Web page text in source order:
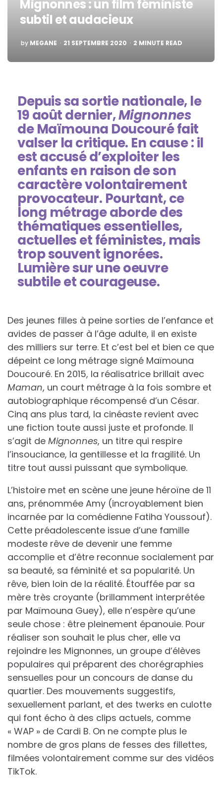
Mignonnes : un film féministe
subtil et audacieux
POSTED
BY
by MEGANE 21 SEPTEMBRE 2020 2 MINUTE READ
Depuis sa sortie nationale, le
19 août dernier,Mignonnes
de Maïmouna Doucouré fait
valser la critique. En cause : il
est accusé d’exploiter les
enfants en raison de son
caractère volontairement
provocateur. Pourtant, ce
long métrage aborde des
thématiques essentielles,
actuelles et féministes, mais
trop souvent ignorées.
Lumière sur une oeuvre
subtile et courageuse.
Des jeunes filles à peine sorties de l’enfance et
avides de passer à l’âge adulte, il en existe
des milliers sur terre. Et c’est bel et bien ce que
dépeint ce long métrage signé Maïmouna
Doucouré. En 2015, la réalisatrice brillait avec
Maman, un court métrage à la fois sombre et
autobiographique récompensé d’un César.
Cinq ans plus tard, la cinéaste revient avec
une fiction toute aussi juste et profonde. Il
s’agit de Mignonnes, un titre qui respire
l’insouciance, la gentillesse et la fragilité. Un
titre tout aussi puissant que symbolique.
L’histoire met en scène une jeune héroïne de 11
ans, prénommée Amy (incroyablement bien
incarnée par la comédienne Fatiha Youssouf).
Cette préadolescente issue d’une famille
modeste rêve de devenir une femme
accomplie et d’être reconnue socialement par
sa beauté, sa féminité et sa popularité. Un
rêve, bien loin de la réalité. Étouffée par sa
mère très croyante (brillamment interprétée
par Maïmouna Guey), elle n’espère qu’une
seule chose : être pleinement épanouie. Pour
réaliser son souhait le plus cher, elle va
rejoindre les Mignonnes, un groupe d’élèves
populaires qui préparent des chorégraphies
sensuelles pour un concours de danse du
quartier. Des mouvements suggestifs,
sexuellement parlant, et des twerks en culotte
qui font écho à des clips actuels, comme
« WAP » de Cardi B. On ne compte plus le
nombre de gros plans de fesses des fillettes,
filmées volontairement comme sur des vidéos
TikTok.